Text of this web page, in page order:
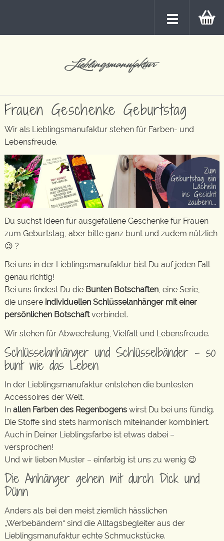
Frauen Geschenke Geburtstag
Wir als Lieblingsmanufaktur stehen für Farben- und
Lebensfreude.
Du suchst Ideen für ausgefallene Geschenke für Frauen
zum Geburtstag, aber bitte ganz bunt und zudem nützlich
😉 ?
Bei uns in der Lieblingsmanufaktur bist Du auf jeden Fall
genau richtig!
Bei uns findest Du die Bunten Botschaften, eine Serie,
die unsere individuellen Schlüsselanhänger mit einer
persönlichen Botschaftverbindet.
Wir stehen für Abwechslung, Vielfalt und Lebensfreude.
Schlüsselanhänger und Schlüsselbänder – so
bunt wie das Leben
In der Lieblingsmanufaktur entstehen die buntesten
Accessoires der Welt.
In allen Farben des Regenbogens wirst Du bei uns fündig.
Die Stoffe sind stets harmonisch miteinander kombiniert.
Auch in Deiner Lieblingsfarbe ist etwas dabei –
versprochen!
Und wir lieben Muster – einfarbig ist uns zu wenig 😉
Die Anhänger gehen mit durch Dick und
Dünn
Anders als bei den meist ziemlich hässlichen
„Werbebändern“ sind die Alltagsbegleiter aus der
Lieblingsmanufaktur echte Schmuckstücke.